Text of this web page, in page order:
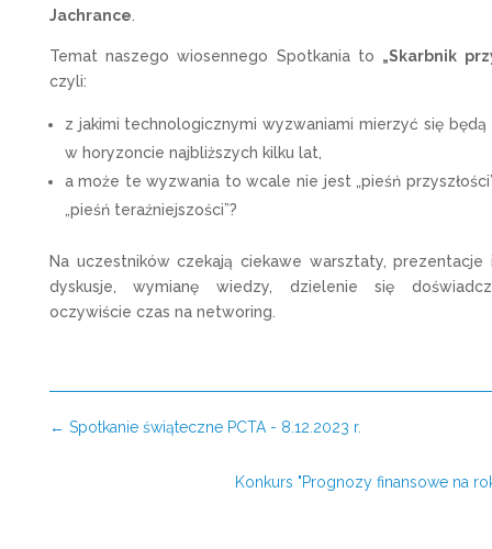
Jachrance
Temat naszego wiosennego Spotkania to „Skarbnik
czyli:
z jakimi technologicznymi wyzwaniami mierzyć się będą
w horyzoncie najbliższych kilku lat,
a może te wyzwania to wcale nie jest „pieśń
„pieśń teraźniejszości”?
Na uczestników czekają ciekawe warsztaty, prezentacje
dyskusje, wymianę wiedzy, dzielenie się
oczywiście czas na networing.
← Spotkanie świąteczne PCTA - 8.12.2023 r.
Konkurs "Prognozy finansowe na